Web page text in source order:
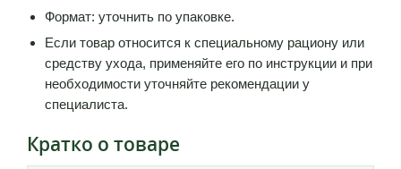
Формат: уточнить по упаковке.
Если товар относится к специальному рациону или
средству ухода, применяйте его по инструкции и при
необходимости уточняйте рекомендации у
специалиста.
Кратко о товаре